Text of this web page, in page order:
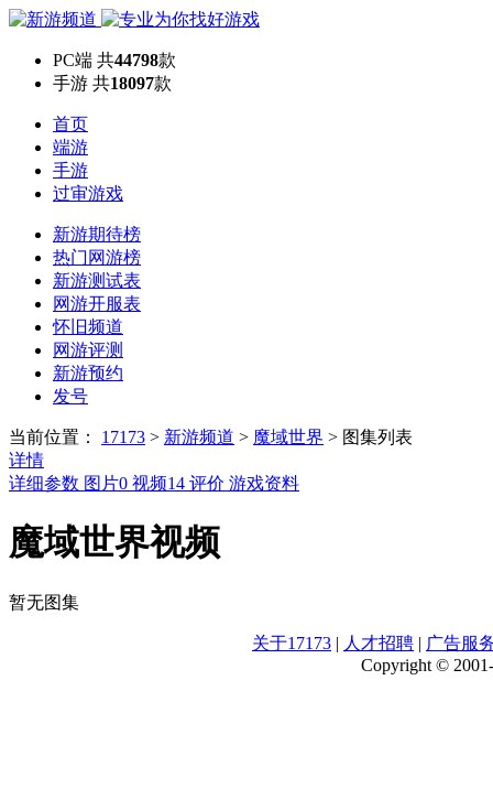
PC端 共44798款
手游 共18097款
首页
端游
手游
过审游戏
新游期待榜
热门网游榜
新游测试表
网游开服表
怀旧频道
网游评测
新游预约
发号
当前位置： 17173 > 新游频道 > 魔域世界 > 图集列表
详情
详细参数 图片0 视频14 评价 游戏资料
魔域世界视频
暂无图集
关于17173 | 人才招聘 | 广告服
Copyright ©